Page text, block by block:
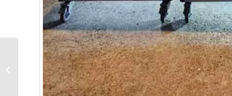
高雄殯儀館罐頭塔哪裡
買？價格行情、推薦商
家與款式選...